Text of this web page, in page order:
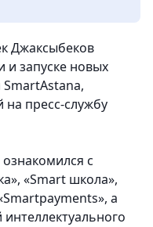
Джаксыбеков
и запуске новых
на пресс-службу
с
«Smart школа»,
а